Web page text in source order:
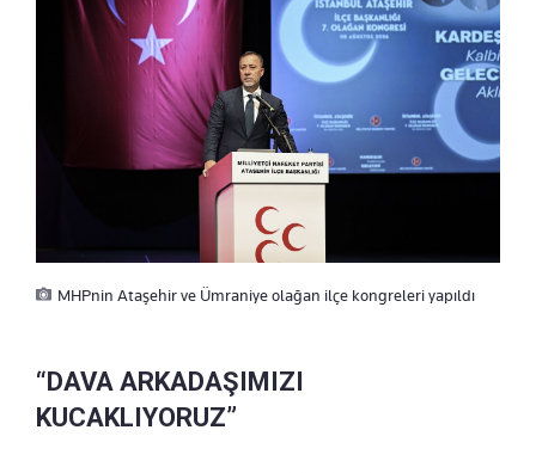
MHPnin Ataşehir ve Ümraniye olağan ilçe kongreleri yapıldı
“DAVA ARKADAŞIMIZI
KUCAKLIYORUZ”